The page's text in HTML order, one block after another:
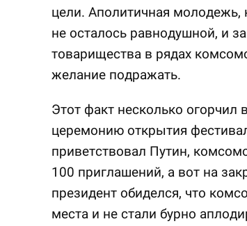
цели. Аполитичная
не осталось равнодушной, и
товарищества в рядах
желание подражать.
Этот факт несколько огорчил
церемонию открытия
приветствовал Путин,
100 приглашений, а вот на
президент обиделся, что
места и не стали бурно